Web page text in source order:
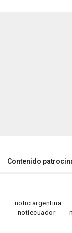
Contenido
noticiargentina
notiecuador